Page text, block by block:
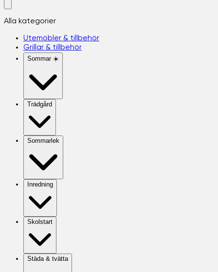
Alla kategorier
Utemöbler & tillbehör
Grillar & tillbehör
Sommar ☀️
Trädgård
Sommarlek
Inredning
Skolstart
Städa & tvätta